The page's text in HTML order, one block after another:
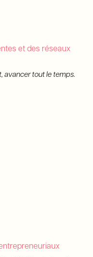
et des réseaux
avancer tout le temps.